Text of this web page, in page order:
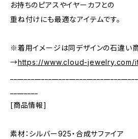
お持ちのピアスやイヤーカフとの
重ね付けにも最適なアイテムです。
※着用イメージは同デザインの石違い商
→https://www.cloud-jewelry.com/
[商品情報]
素材：シルバー925・合成サファイア